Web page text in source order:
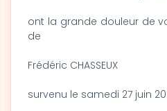
ont la grande douleur de
de
Frédéric CHASSEUX
survenu le samedi 27 juin